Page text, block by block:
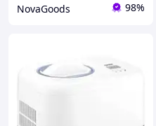
NovaGoods 98%